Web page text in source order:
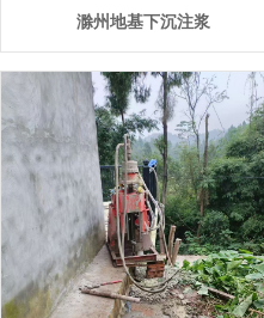
滁州地基下沉注浆